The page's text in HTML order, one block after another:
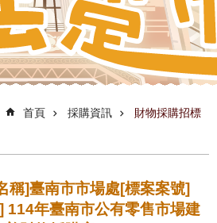
首頁 採購資訊 財物採購招標
稱]臺南市市場處[標案案號]
114年臺南市公有零售市場建